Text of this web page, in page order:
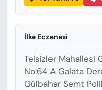
İlke Eczanesi
Telsizler Mahallesi
No:64 A Galata
Gülbahar Semt